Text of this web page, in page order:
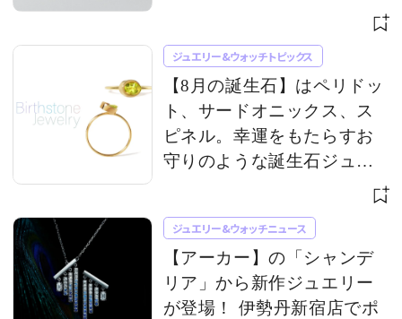
ジュエリー&ウォッチトピックス
【8月の誕生石】はペリドッ
ト、サードオニックス、ス
ピネル。幸運をもたらすお
守りのような誕生石ジュエ
ジュエリー&ウォッチニュース
【アーカー】の「シャンデ
リア」から新作ジュエリー
が登場！ 伊勢丹新宿店でポ